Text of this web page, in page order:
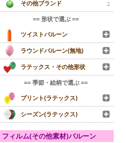
その他ブランド
2
== 形状で選ぶ ==
ツイストバルーン
ラウンドバルーン(無地)
ラテックス・その他形状
== 季節・絵柄で選ぶ ==
プリント(ラテックス)
シーズン(ラテックス)
フィルム(その他素材)バルーン